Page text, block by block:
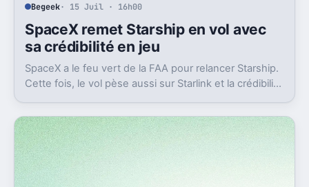
Begeek· 15 Juil · 16h00
SpaceX remet Starship en vol avec
sa crédibilité en jeu
SpaceX a le feu vert de la FAA pour relancer Starship.
Cette fois, le vol pèse aussi sur Starlink et la crédibilité